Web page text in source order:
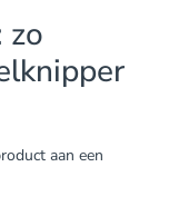
zo
aan een